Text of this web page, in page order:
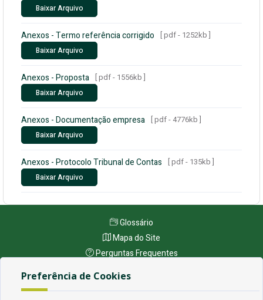
Baixar Arquivo
Anexos - Termo referência corrigido [ pdf - 1252kb ]
Baixar Arquivo
Anexos - Proposta [ pdf - 1556kb ]
Baixar Arquivo
Anexos - Documentação empresa [ pdf - 4776kb ]
Baixar Arquivo
Anexos - Protocolo Tribunal de Contas [ pdf - 135kb ]
Baixar Arquivo
Glossário
Mapa do Site
Perguntas Frequentes
Preferência de Cookies